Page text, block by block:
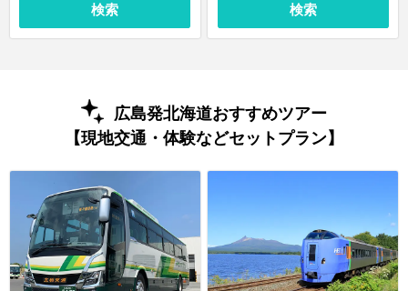
検索 検索
広島発北海道おすすめツアー
【現地交通・体験などセットプラン】